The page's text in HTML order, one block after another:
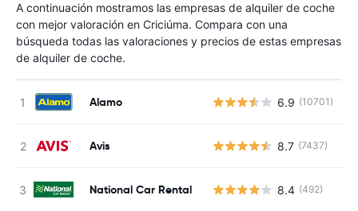
A continuación mostramos las empresas de alquiler de coche
con mejor valoración en Criciúma. Compara con una
búsqueda todas las valoraciones y precios de estas empresas
de alquiler de coche.
Alamo 6.9 (10701)
Avis 8.7 (7437)
National Car Rental 8.4 (492)